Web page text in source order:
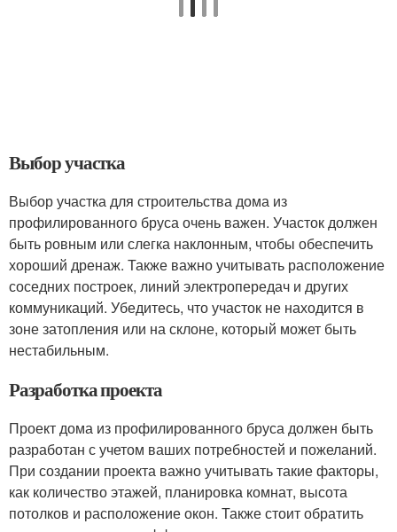
Выбор участка
Выбор участка для строительства дома из
профилированного бруса очень важен. Участок должен
быть ровным или слегка наклонным, чтобы обеспечить
хороший дренаж. Также важно учитывать расположение
соседних построек, линий электропередач и других
коммуникаций. Убедитесь, что участок не находится в
зоне затопления или на склоне, который может быть
нестабильным.
Разработка проекта
Проект дома из профилированного бруса должен быть
разработан с учетом ваших потребностей и пожеланий.
При создании проекта важно учитывать такие факторы,
как количество этажей, планировка комнат, высота
потолков и расположение окон. Также стоит обратить